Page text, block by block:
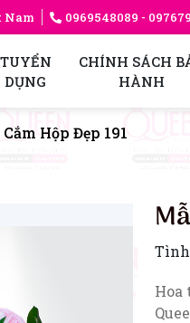
Nam 0969548089 -
TUYỂN
DỤNG
CHÍNH SÁCH
HÀNH
Hộp Đẹp 191
Hoa